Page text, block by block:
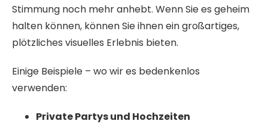
Stimmung noch mehr anhebt. Wenn Sie es geheim
halten können, können Sie ihnen ein großartiges,
plötzliches visuelles Erlebnis bieten.
Einige Beispiele – wo wir es bedenkenlos
verwenden:
Private Partys und Hochzeiten